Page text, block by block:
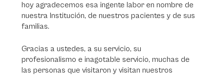
hoy agradecemos esa ingente labor en nombre de
nuestra Institución, de nuestros pacientes y de sus
familias.
Gracias a ustedes, a su servicio, su
profesionalismo e inagotable servicio, muchas de
las personas que visitaron y visitan nuestros